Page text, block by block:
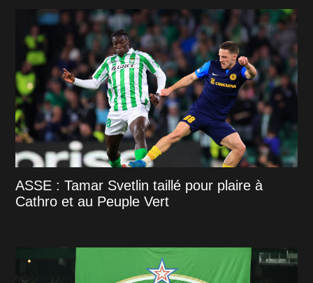
ASSE : Tamar Svetlin taillé pour plaire à
Cathro et au Peuple Vert